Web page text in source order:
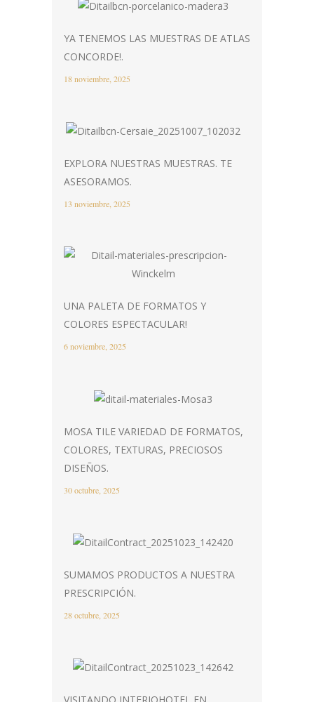
YA TENEMOS LAS MUESTRAS DE ATLAS
CONCORDE!.
18 noviembre, 2025
EXPLORA NUESTRAS MUESTRAS. TE
ASESORAMOS.
13 noviembre, 2025
UNA PALETA DE FORMATOS Y
COLORES ESPECTACULAR!
6 noviembre, 2025
MOSA TILE VARIEDAD DE FORMATOS,
COLORES, TEXTURAS, PRECIOSOS
DISEÑOS.
30 octubre, 2025
SUMAMOS PRODUCTOS A NUESTRA
PRESCRIPCIÓN.
28 octubre, 2025